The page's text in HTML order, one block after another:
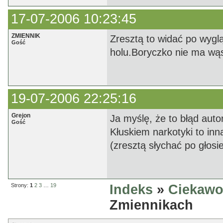
17-07-2006 10:23:45
ZMIENNIK
Gość
Zresztą to widać po
holu.Boryczko nie ma
19-07-2006 22:25:16
Grejon
Gość
Ja myślę, że to błąd
Kłuskiem narkotyki to
(zresztą słychać po
Strony: 1 2 3 19 Indeks »
Zmiennikach